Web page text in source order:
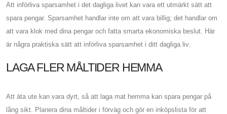
Att införliva sparsamhet i det dagliga livet kan vara ett utmärkt sätt att
spara pengar. Sparsamhet handlar inte om att vara billig; det handlar om
att vara klok med dina pengar och fatta smarta ekonomiska beslut. Här
är några praktiska sätt att införliva sparsamhet i ditt dagliga liv.
LAGA FLER MÅLTIDER HEMMA
Att äta ute kan vara dyrt, så att laga mat hemma kan spara pengar på
lång sikt. Planera dina måltider i förväg och gör en inköpslista för att